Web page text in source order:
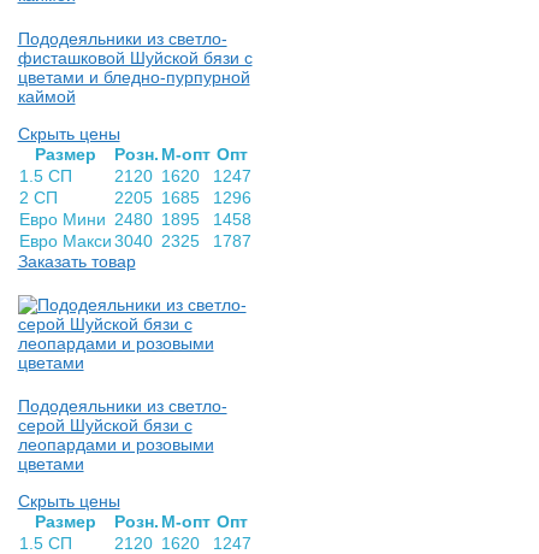
Пододеяльники из светло-
фисташковой Шуйской бязи с
цветами и бледно-пурпурной
каймой
Скрыть цены
Раз­мер
Розн. М-опт Опт
1.5 СП
2120 1620
1247
2 СП
2205 1685
1296
Евро Мини 2480 1895
1458
Евро Макси3040 2325
1787
Заказать товар
Пододеяльники из светло-
серой Шуйской бязи с
леопардами и розовыми
цветами
Скрыть цены
Раз­мер
Розн. М-опт Опт
1.5 СП
2120 1620
1247